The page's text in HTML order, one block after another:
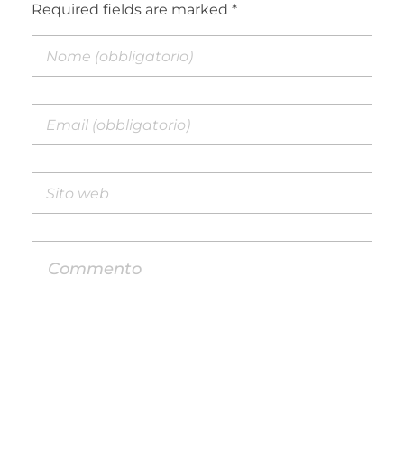
Required fields are marked *